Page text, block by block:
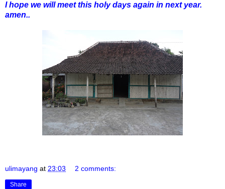
I hope we will meet this holy days again in next year.
amen..
ulimayang at 23:03 2 comments:
Share